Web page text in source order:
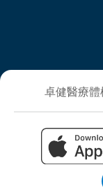
私隱政策 條款及
障礙瀏覽指引
©版權所有 卓健醫
卓健醫療